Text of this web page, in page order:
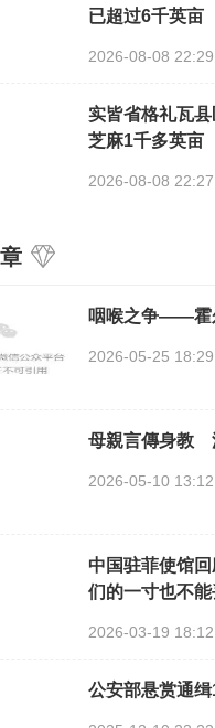
已超过6千英亩
2026-08-08
实皆省格礼瓦
芝麻1千多英亩
2026-08-08
咽喉之争——霍
2026-05-25
母親言傳身教
2026-05-10
中国驻菲使馆
们的一寸也不能
2026-03-19
公安部悬赏通